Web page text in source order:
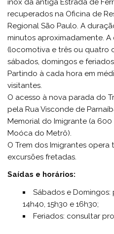
inox da antiga Estrada de
recuperados na Oficina de
Regional São Paulo. A
minutos aproximadamente.
(locomotiva e três ou quatro
sábados, domingos e
Partindo à cada hora em
visitantes.
O acesso à nova parada do
pela Rua Visconde de
Memorial do Imigrante (a
Moóca do Metrô).
O Trem dos Imigrantes
excursões fretadas.
Saídas e horários:
Sábados e Domingos:
14h40, 15h30 e 16h30;
Feriados: consultar